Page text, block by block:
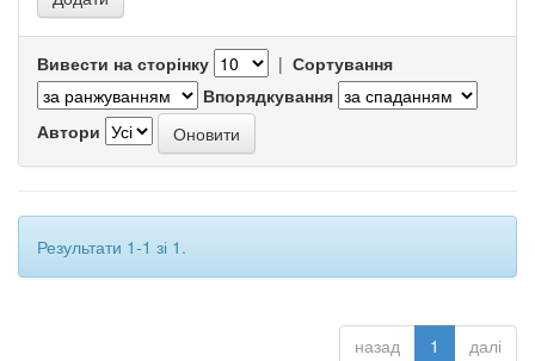
Вивести на сторінку | Сортування
Впорядкування
Автори
Результати 1-1 зі 1.
назад 1 далі